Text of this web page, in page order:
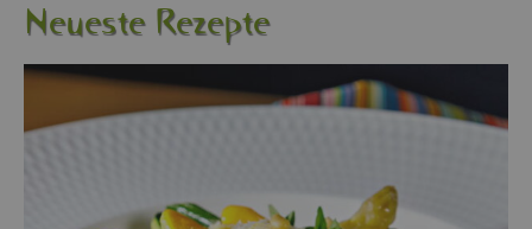
Neu­es­te Re­zep­te